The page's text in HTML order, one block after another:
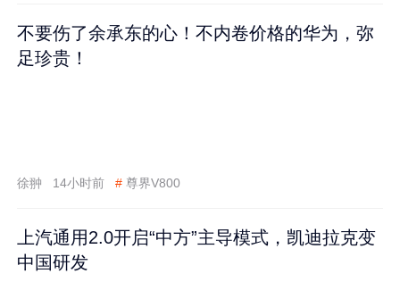
不要伤了余承东的心！不内卷价格的华为，弥
足珍贵！
徐翀 14小时前 # 尊界V800
上汽通用2.0开启“中方”主导模式，凯迪拉克变
中国研发